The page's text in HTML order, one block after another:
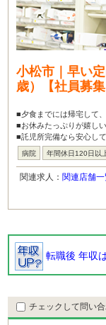
小松市｜早い
歳）【社員募集
■夕食までには帰宅して
■お休みたっぷりが嬉し
■託児所完備なら安心し
病院 年間休日120日以
関連求人： 関連店舗一
転職後 年収
チェックして問い